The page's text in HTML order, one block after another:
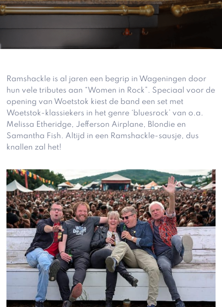
Ramshackle is al jaren een begrip in Wageningen door
hun vele tributes aan “Women in Rock”. Speciaal voor de
opening van Woetstok kiest de band een set met
Woetstok-klassiekers in het genre ‘bluesrock’ van o.a.
Melissa Etheridge, Jefferson Airplane, Blondie en
Samantha Fish. Altijd in een Ramshackle-sausje, dus
knallen zal het!